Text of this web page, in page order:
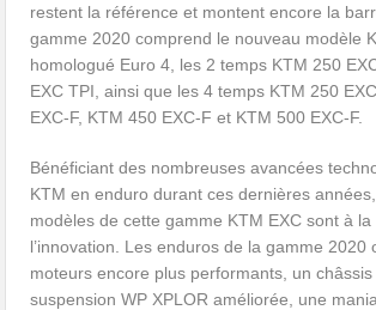
restent la référence et montent encore la
gamme 2020 comprend le nouveau modèle
homologué Euro 4, les 2 temps KTM 250
EXC TPI, ainsi que les 4 temps KTM 250
EXC-F, KTM 450 EXC-F et KTM 500 EXC-F.
Bénéficiant des nombreuses avancées
KTM en enduro durant ces dernières
modèles de cette gamme KTM EXC sont à la
l’innovation. Les enduros de la gamme 2020
moteurs encore plus performants, un
suspension WP XPLOR améliorée, une